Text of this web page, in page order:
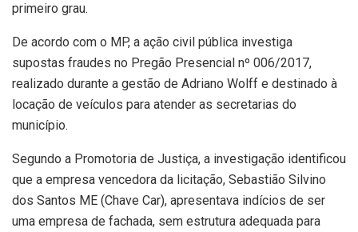
primeiro grau.
De acordo com o MP, a ação civil pública investiga
supostas fraudes no Pregão Presencial nº 006/2017,
realizado durante a gestão de Adriano Wolff e destinado à
locação de veículos para atender as secretarias do
município.
Segundo a Promotoria de Justiça, a investigação identificou
que a empresa vencedora da licitação, Sebastião Silvino
dos Santos ME (Chave Car), apresentava indícios de ser
uma empresa de fachada, sem estrutura adequada para